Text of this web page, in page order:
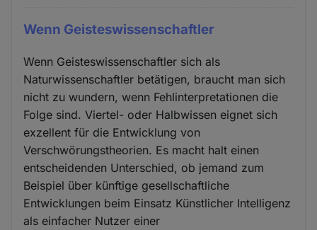
Wenn Geisteswissenschaftler
Wenn Geisteswissenschaftler sich als
Naturwissenschaftler betätigen, braucht man sich
nicht zu wundern, wenn Fehlinterpretationen die
Folge sind. Viertel- oder Halbwissen eignet sich
exzellent für die Entwicklung von
Verschwörungstheorien. Es macht halt einen
entscheidenden Unterschied, ob jemand zum
Beispiel über künftige gesellschaftliche
Entwicklungen beim Einsatz Künstlicher Intelligenz
als einfacher Nutzer einer